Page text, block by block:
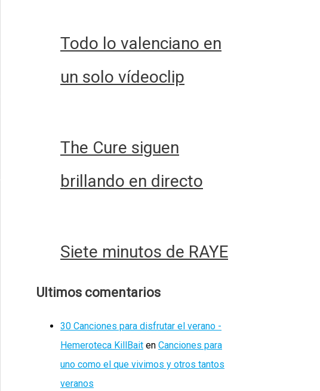
Todo lo valenciano en
un solo vídeoclip
The Cure siguen
brillando en directo
Siete minutos de RAYE
Ultimos comentarios
30 Canciones para disfrutar el verano -
Hemeroteca KillBait en Canciones para
uno como el que vivimos y otros tantos
veranos